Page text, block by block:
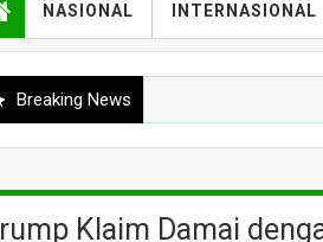
NASIONAL INTERNASIONAL
Breaking News
Klaim Damai